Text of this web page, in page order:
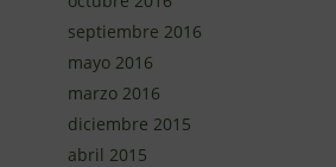
septiembre 2016
mayo 2016
marzo 2016
diciembre 2015
abril 2015